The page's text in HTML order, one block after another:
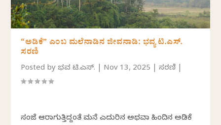
“ಅಡಿಕೆ” ಎಂಬ ಮಲೆನಾಡಿನ ಜೀವನಾಡಿ: ಭವ್ಯ ಟಿ.ಎಸ್.
ಸರಣಿ
Posted byಭವ್ಯ ಟಿ.ಎಸ್. Nov 13, 2025 |ಸರಣಿ
ಸಂಜೆ ಆರಾಗುತ್ತಿದ್ದಂತೆ ಮನೆ ಎದುರಿನ ಅಥವಾ ಹಿಂದಿನ ಅಡಿಕೆ